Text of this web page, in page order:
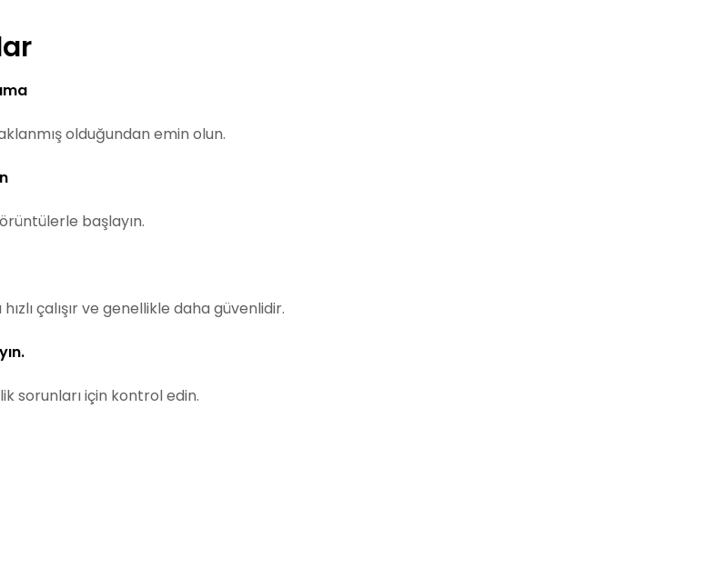
olduğundan emin olun.
başlayın.
çalışır ve genellikle daha güvenlidir.
sorunları için kontrol edin.